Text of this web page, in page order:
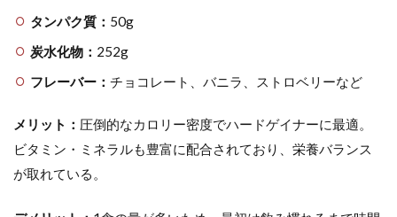
タンパク質： 50g
炭水化物： 252g
フレーバー： チョコレート、バニラ、ストロベリーなど
メリット： 圧倒的なカロリー密度でハードゲイナーに最適。
ビタミン・ミネラルも豊富に配合されており、栄養バランス
が取れている。